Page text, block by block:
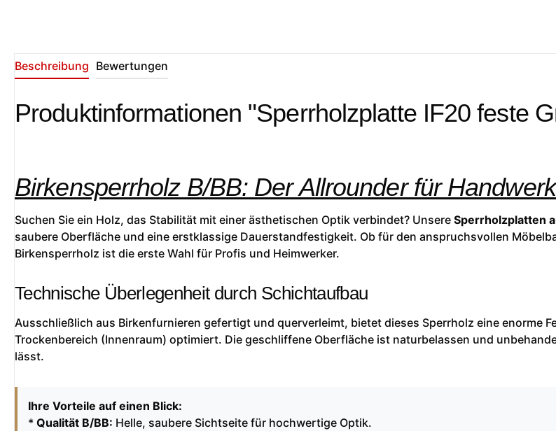
Beschreibung Bewertungen
Produktinformationen "Sperrholzplatte IF20 feste
Birkensperrholz B/BB: Der Allrounder für
Suchen Sie ein Holz, das Stabilität mit einer ästhetischen Optik verbindet? Unsere Sperrholzplatten
saubere Oberfläche und eine erstklassige Dauerstandfestigkeit. Ob für den anspruchsvollen
Birkensperrholz ist die erste Wahl für Profis und Heimwerker.
Technische Überlegenheit durch Schichtaufbau
Ausschließlich aus Birkenfurnieren gefertigt und querverleimt, bietet dieses Sperrholz eine enorme
Trockenbereich (Innenraum) optimiert. Die geschliffene Oberfläche ist naturbelassen und
lässt.
Ihre Vorteile auf einen Blick:
* Qualität B/BB: Helle, saubere Sichtseite für hochwertige Optik.